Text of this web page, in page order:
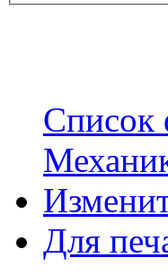
Список
Для